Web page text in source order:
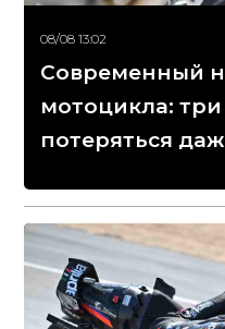
08/08 13:02
Современный
мотоцикла:
потеряться